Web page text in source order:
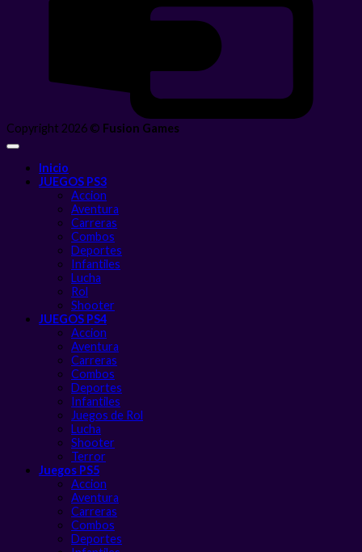
Copyright 2026 © Fusion Games
Inicio
JUEGOS PS3
Accion
Aventura
Carreras
Combos
Deportes
Infantiles
Lucha
Rol
Shooter
JUEGOS PS4
Accion
Aventura
Carreras
Combos
Deportes
Infantiles
Juegos de Rol
Lucha
Shooter
Terror
Juegos PS5
Accion
Aventura
Carreras
Combos
Deportes